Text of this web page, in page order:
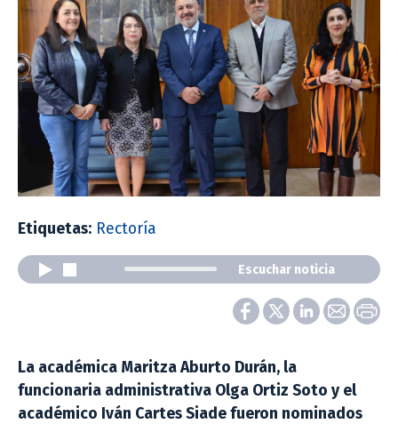
Etiquetas: Rectoría
Escuchar noticia
La académica Maritza Aburto Durán, la
funcionaria administrativa Olga Ortiz Soto y el
académico Iván Cartes Siade fueron nominados